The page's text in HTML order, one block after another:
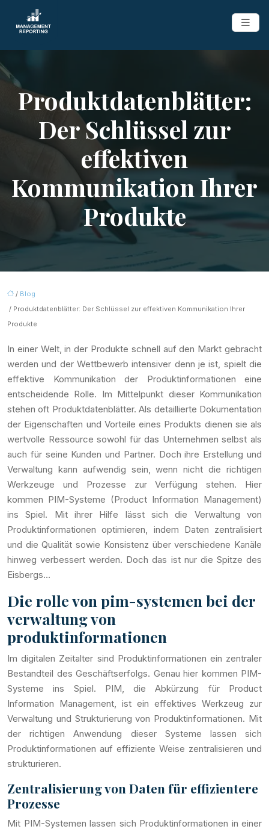
Produktdatenblätter:
Der Schlüssel zur
effektiven
Kommunikation Ihrer
Produkte
/ Blog
/ Produktdatenblätter: Der Schlüssel zur effektiven Kommunikation Ihrer
Produkte
In einer Welt, in der Produkte schnell auf den Markt gebracht
werden und der Wettbewerb intensiver denn je ist, spielt die
effektive Kommunikation der Produktinformationen eine
entscheidende Rolle. Im Mittelpunkt dieser Kommunikation
stehen oft Produktdatenblätter. Als detaillierte Dokumentation
der Eigenschaften und Vorteile eines Produkts dienen sie als
wertvolle Ressource sowohl für das Unternehmen selbst als
auch für seine Kunden und Partner. Doch ihre Erstellung und
Verwaltung kann aufwendig sein, wenn nicht die richtigen
Werkzeuge und Prozesse zur Verfügung stehen. Hier
kommen PIM-Systeme (Product Information Management)
ins Spiel. Mit ihrer Hilfe lässt sich die Verwaltung von
Produktinformationen optimieren, indem Daten zentralisiert
und die Qualität sowie Konsistenz über verschiedene Kanäle
hinweg verbessert werden. Doch das ist nur die Spitze des
Eisbergs…
Die rolle von pim-systemen bei der
verwaltung von
produktinformationen
Im digitalen Zeitalter sind Produktinformationen ein zentraler
Bestandteil des Geschäftserfolgs. Genau hier kommen PIM-
Systeme ins Spiel. PIM, die Abkürzung für Product
Information Management, ist ein effektives Werkzeug zur
Verwaltung und Strukturierung von Produktinformationen. Mit
der richtigen Anwendung dieser Systeme lassen sich
Produktinformationen auf effiziente Weise zentralisieren und
strukturieren.
Zentralisierung von Daten für effizientere
Prozesse
Mit PIM-Systemen lassen sich Produktinformationen in einer